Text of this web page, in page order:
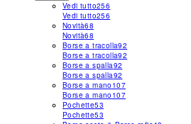
Vedi tutto256
Vedi tutto256
Novità68
Novità68
Borse a tracolla92
Borse a tracolla92
Borse a spalla92
Borse a spalla92
Borse a mano 107
Borse a mano 107
Pochette53
Pochette53